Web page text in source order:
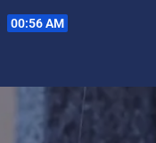
00:56 AM